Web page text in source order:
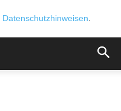
Datenschutzhinweisen